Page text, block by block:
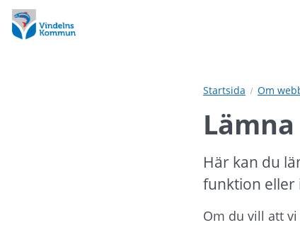
Hoppa
till
innehåll
Hoppa
till
undermeny
Startsida Om
Här kan du
funktion eller
Om du vill att